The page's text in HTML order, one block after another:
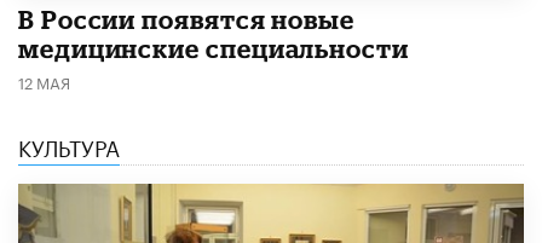
В России появятся новые
медицинские специальности
12 МАЯ
КУЛЬТУРА